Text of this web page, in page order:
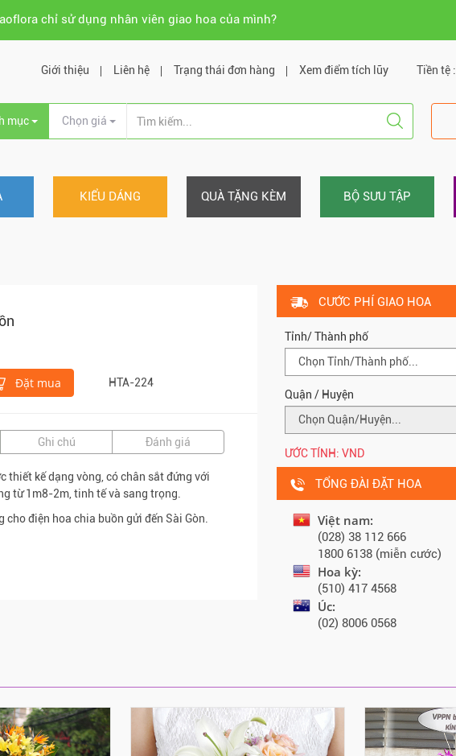
chỉ sử dụng nhân viên giao hoa của mình?
Tiền tệ :
Giới thiệu Liên hệ Trạng thái đơn hàng Xem điểm tích lũy
mục Chọn giá
KIỂU DÁNG QUÀ TẶNG KÈM BỘ SƯU TẬP
Đặt mua HTA-224
Ghi chú Đánh giá
thiết kế dạng vòng, có chân sắt đứng với
từ 1m8-2m, tinh tế và sang trọng.
cho điện hoa chia buồn gửi đến Sài Gòn.
CƯỚC PHÍ GIAO HOA
Tỉnh/ Thành phố
Quận / Huyện
ƯỚC TÍNH: VND
TỔNG ĐÀI ĐẶT HOA
Việt nam:
(028) 38 112 666
1800 6138 (miễn cước)
Hoa kỳ:
(510) 417 4568
Úc:
(02) 8006 0568